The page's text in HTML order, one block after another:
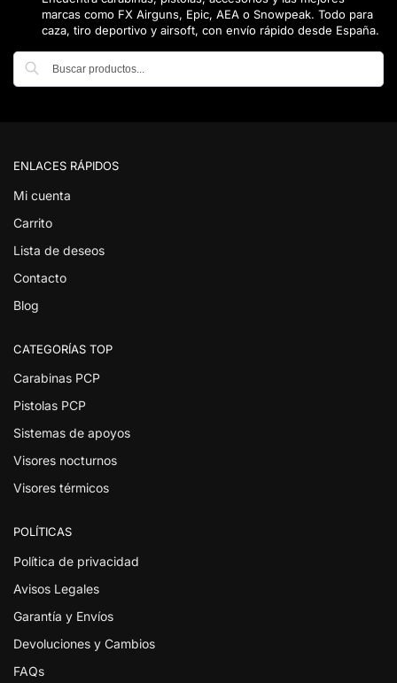
marcas como FX Airguns, Epic, AEA o Snowpeak. Todo para
caza, tiro deportivo y airsoft, con envío rápido desde España.
ENLACES RÁPIDOS
Mi cuenta
Carrito
Lista de deseos
Contacto
Blog
CATEGORÍAS TOP
Carabinas PCP
Pistolas PCP
Sistemas de apoyos
Visores nocturnos
Visores térmicos
POLÍTICAS
Política de privacidad
Avisos Legales
Garantía y Envíos
Devoluciones y Cambios
FAQs